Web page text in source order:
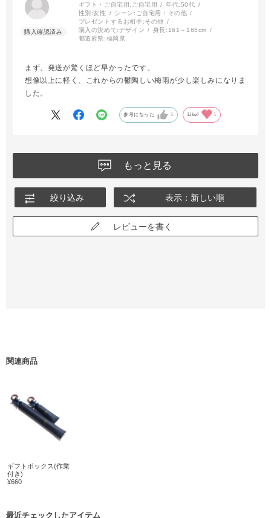
ギフト・ご自宅用: ご自宅用 年代:50代
性別:女性 シーン: ご自宅用：その他
プレゼントするお相手:その他
購入の決めて: デザイン 身長: 161～165cm
都道府県:福岡県
まず、発送が驚くほど早かったです。
想像以上に軽く、これからの鬱陶しい梅雨が少し楽しみになりま
した。
参考になった 1 Like! 1
もっと見る
絞り込み 表示：新しい順
レビューを書く
関連商品
ギフトボックス(作業
付き)
¥660
最近チェックしたアイテム